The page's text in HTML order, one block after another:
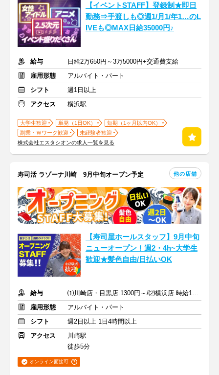
【イベントSTAFF】登録制★即日
勤務⇒手渡しも◎週1/月1/年1…のL
IVEも◎MAX日給35000円♪
給与
日給2万650円～3万5000円+交通費支給
雇用形態
アルバイト・パート
シフト
週1日以上
アクセス
横浜駅
大学生歓迎 単発（1日OK）
短期（1ヶ月以内OK）
副業・Ｗワーク歓迎
未経験者歓迎
株式会社エスタシオンの求人一覧を見る
寿司活 ラゾーナ川崎 9月中旬オープン予定 他の店舗
【寿司屋ホールスタッフ】9月中旬
ニューオープン！週2・4h~大学生
歓迎★髪色自由/日払いOK
給与
⑴川崎店・目黒店:1300円～/⑵横浜店:時給1250円～+土日50円UP
雇用形態
アルバイト・パート
シフト
週2日以上 1日4時間以上
アクセス
川崎駅
徒歩5分
オンライン面接可